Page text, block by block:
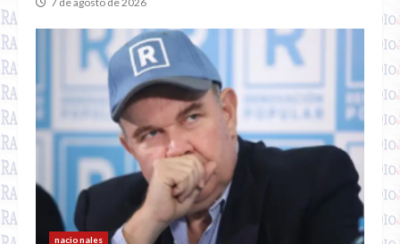
nacionales